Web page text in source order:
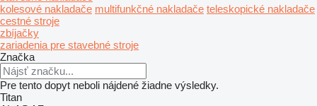
kolesové nakladače multifunkčné nakladače teleskopické nakladače
cestné stroje
zbíjačky
zariadenia pre stavebné stroje
Značka
Pre tento dopyt neboli nájdené žiadne výsledky.
Titan